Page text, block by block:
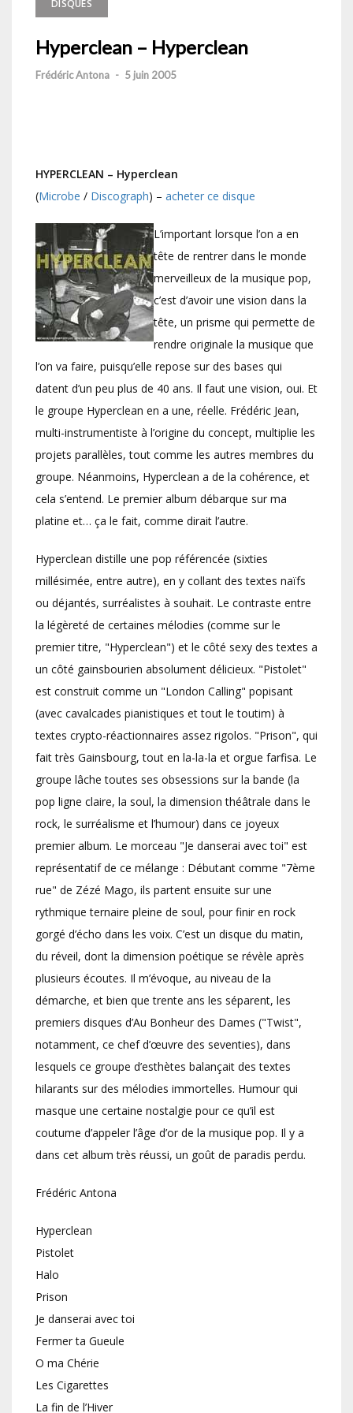
DISQUES
Hyperclean – Hyperclean
Frédéric Antona - 5 juin 2005
HYPERCLEAN – Hyperclean
(Microbe / Discograph) – acheter ce disque
L’important lorsque l’on a en
tête de rentrer dans le monde
merveilleux de la musique pop,
c’est d’avoir une vision dans la
tête, un prisme qui permette de
rendre originale la musique que
l’on va faire, puisqu’elle repose sur des bases qui
datent d’un peu plus de 40 ans. Il faut une vision, oui. Et
le groupe Hyperclean en a une, réelle. Frédéric Jean,
multi-instrumentiste à l’origine du concept, multiplie les
projets parallèles, tout comme les autres membres du
groupe. Néanmoins, Hyperclean a de la cohérence, et
cela s’entend. Le premier album débarque sur ma
platine et… ça le fait, comme dirait l’autre.
Hyperclean distille une pop référencée (sixties
millésimée, entre autre), en y collant des textes naïfs
ou déjantés, surréalistes à souhait. Le contraste entre
la légèreté de certaines mélodies (comme sur le
premier titre, "Hyperclean") et le côté sexy des textes a
un côté gainsbourien absolument délicieux. "Pistolet"
est construit comme un "London Calling" popisant
(avec cavalcades pianistiques et tout le toutim) à
textes crypto-réactionnaires assez rigolos. "Prison", qui
fait très Gainsbourg, tout en la-la-la et orgue farfisa. Le
groupe lâche toutes ses obsessions sur la bande (la
pop ligne claire, la soul, la dimension théâtrale dans le
rock, le surréalisme et l’humour) dans ce joyeux
premier album. Le morceau "Je danserai avec toi" est
représentatif de ce mélange : Débutant comme "7ème
rue" de Zézé Mago, ils partent ensuite sur une
rythmique ternaire pleine de soul, pour finir en rock
gorgé d’écho dans les voix. C’est un disque du matin,
du réveil, dont la dimension poétique se révèle après
plusieurs écoutes. Il m’évoque, au niveau de la
démarche, et bien que trente ans les séparent, les
premiers disques d’Au Bonheur des Dames ("Twist",
notamment, ce chef d’œuvre des seventies), dans
lesquels ce groupe d’esthètes balançait des textes
hilarants sur des mélodies immortelles. Humour qui
masque une certaine nostalgie pour ce qu’il est
coutume d’appeler l’âge d’or de la musique pop. Il y a
dans cet album très réussi, un goût de paradis perdu.
Frédéric Antona
Hyperclean
Pistolet
Halo
Prison
Je danserai avec toi
Fermer ta Gueule
O ma Chérie
Les Cigarettes
La fin de l’Hiver